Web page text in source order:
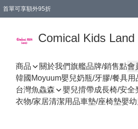
首單可享額外95折
Comical Kids Land
商品 關於我們旗艦品牌/銷售點會
韓國Moyuum嬰兒奶瓶/牙膠/餐具用
台灣魚鱻森
嬰兒揹帶成長椅/安全
衣物/家居清潔用品車墊/座椅墊嬰